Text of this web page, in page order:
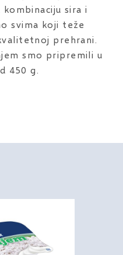
kombinaciju sira i
svima koji teže
prehrani.
smo pripremili u
450 g.